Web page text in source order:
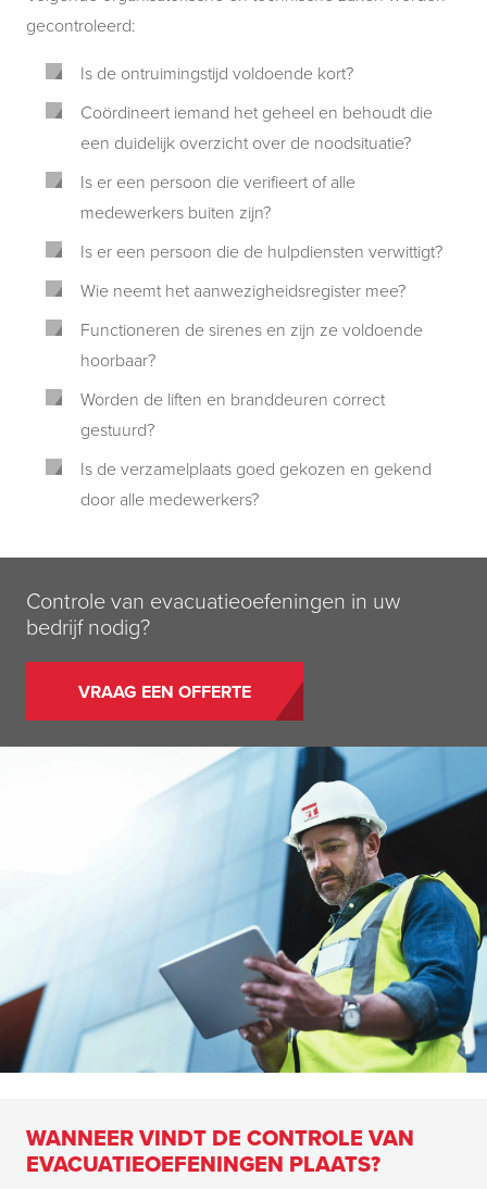
gecontroleerd:
Is de ontruimingstijd voldoende kort?
Coördineert iemand het geheel en behoudt die
een duidelijk overzicht over de noodsituatie?
Is er een persoon die verifieert of alle
medewerkers buiten zijn?
Is er een persoon die de hulpdiensten verwittigt?
Wie neemt het aanwezigheidsregister mee?
Functioneren de sirenes en zijn ze voldoende
hoorbaar?
Worden de liften en branddeuren correct
gestuurd?
Is de verzamelplaats goed gekozen en gekend
door alle medewerkers?
Controle van evacuatieoefeningen in uw
bedrijf nodig?
VRAAG EEN OFFERTE
WANNEER VINDT DE CONTROLE VAN
EVACUATIEOEFENINGEN PLAATS?